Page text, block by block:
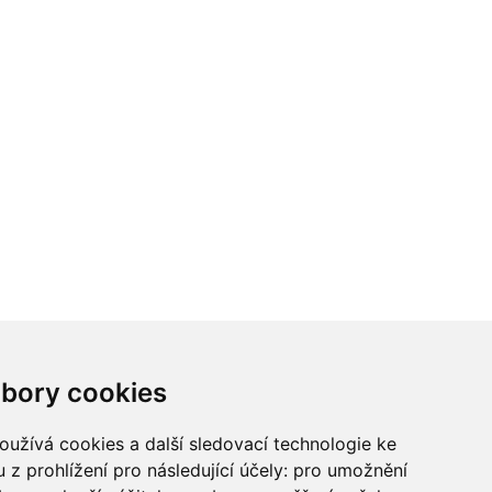
cookies
cookies a další sledovací technologie ke
z prohlížení pro následující účely: pro umožnění
Chcete spolupracovat?
Chalupu: